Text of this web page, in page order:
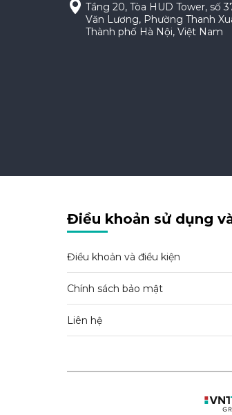
Tầng 20, Tòa HUD Tower, số
Văn Lương, Phường Thanh
Thành phố Hà Nội, Việt Nam
Điều khoản sử dụng
Điều khoản và điều kiện
Chính sách bảo mật
Liên hệ